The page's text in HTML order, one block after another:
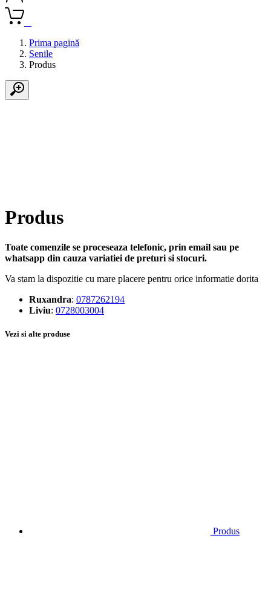
Prima pagină
Senile
Produs
Produs
Toate comenzile se proceseaza telefonic, prin email sau pe
whatsapp din cauza variatiei de preturi si stocuri.
Va stam la dispozitie cu mare placere pentru orice informatie dorita
Ruxandra: 0787262194
Liviu: 0728003004
Vezi si alte produse
Produs